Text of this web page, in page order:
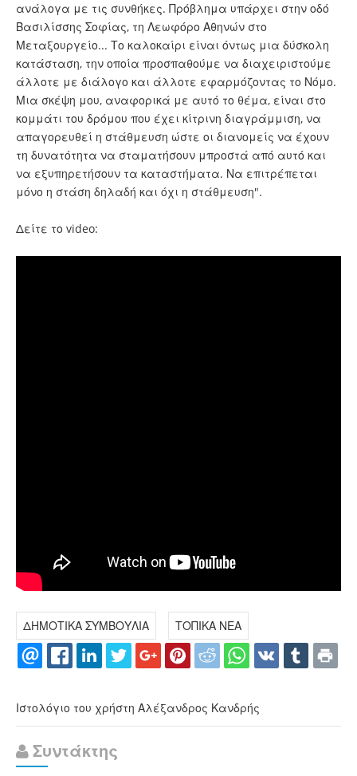
ανάλογα με τις συνθήκες. Πρόβλημα υπάρχει στην οδό
Βασιλίσσης Σοφίας, τη Λεωφόρο Αθηνών στο
Μεταξουργείο... Το καλοκαίρι είναι όντως μια δύσκολη
κατάσταση, την οποία προσπαθούμε να διαχειριστούμε
άλλοτε με διάλογο και άλλοτε εφαρμόζοντας το Νόμο.
Μια σκέψη μου, αναφορικά με αυτό το θέμα, είναι στο
κομμάτι του δρόμου που έχει κίτρινη διαγράμμιση, να
απαγορευθεί η στάθμευση ώστε οι διανομείς να έχουν
τη δυνατότητα να σταματήσουν μπροστά από αυτό και
να εξυπηρετήσουν τα καταστήματα. Να επιτρέπεται
μόνο η στάση δηλαδή και όχι η στάθμευση".
Δείτε το video:
ΔΗΜΟΤΙΚΑ ΣΥΜΒΟΥΛΙΑ ΤΟΠΙΚΑ ΝΕΑ
Ιστολόγιο του χρήστη Αλέξανδρος Κανδρής
Συντάκτης